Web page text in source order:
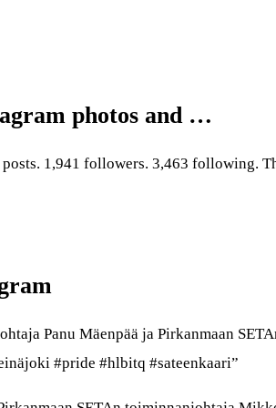
photos and …
1,941 followers. 3,463 following.
Panu Mäenpää ja Pirkanmaan
#pride #hlbitq #sateenkaari”